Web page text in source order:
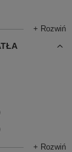
+ Rozwiń
+ Rozwiń